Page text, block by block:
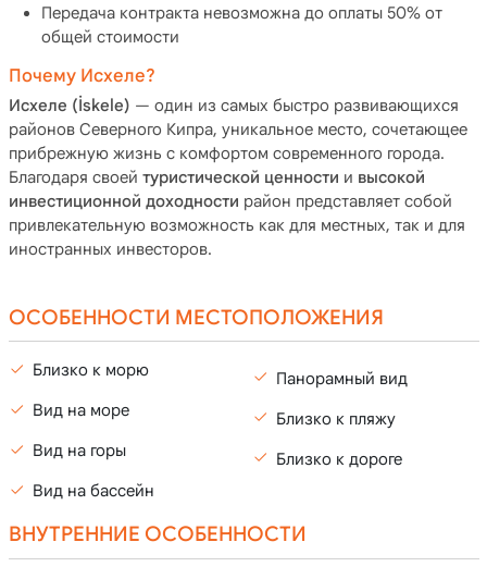
Передача контракта невозможна до оплаты 50% от
общей стоимости
Почему Исхеле?
Исхеле (İskele) — один из самых быстро развивающихся
районов Северного Кипра, уникальное место, сочетающее
прибрежную жизнь с комфортом современного города.
Благодаря своей туристической ценности и высокой
инвестиционной доходности район представляет собой
привлекательную возможность как для местных, так и для
иностранных инвесторов.
ОСОБЕННОСТИ МЕСТОПОЛОЖЕНИЯ
Близко к морю
Вид на море
Вид на горы
Вид на бассейн
Панорамный вид
Близко к пляжу
Близко к дороге
ВНУТРЕННИЕ ОСОБЕННОСТИ